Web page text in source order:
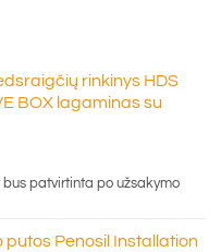
rinkinys HDS
BOX lagaminas su
patvirtinta po užsakymo
Penosil Installation